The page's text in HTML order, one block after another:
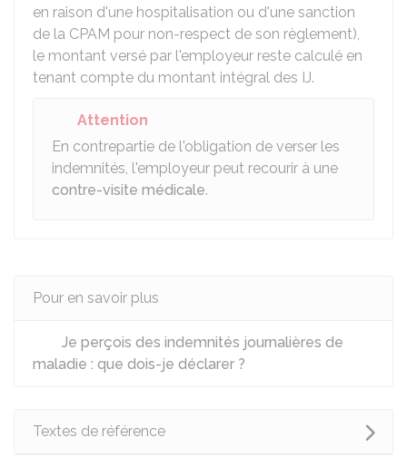
en raison d'une hospitalisation ou d'une sanction
de la CPAM pour non-respect de son règlement),
le montant versé par l'employeur reste calculé en
tenant compte du montant intégral des IJ.
Attention
En contrepartie de l'obligation de verser les
indemnités, l'employeur peut recourir à une
contre-visite médicale.
Pour en savoir plus
Je perçois des indemnités journalières de
maladie : que dois-je déclarer ?
Textes de référence